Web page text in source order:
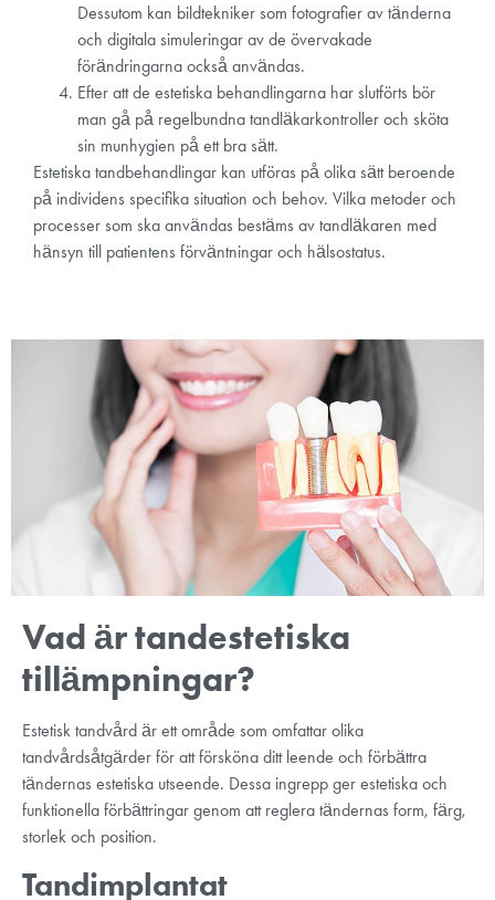
Dessutom kan bildtekniker som fotografier av tänderna
och digitala simuleringar av de övervakade
förändringarna också användas.
Efter att de estetiska behandlingarna har slutförts bör
man gå på regelbundna tandläkarkontroller och sköta
sin munhygien på ett bra sätt.
Estetiska tandbehandlingar kan utföras på olika sätt beroende
på individens specifika situation och behov. Vilka metoder och
processer som ska användas bestäms av tandläkaren med
hänsyn till patientens förväntningar och hälsostatus.
Vad är tandestetiska
tillämpningar?
Estetisk tandvård är ett område som omfattar olika
tandvårdsåtgärder för att försköna ditt leende och förbättra
tändernas estetiska utseende. Dessa ingrepp ger estetiska och
funktionella förbättringar genom att reglera tändernas form, färg,
storlek och position.
Tandimplantat